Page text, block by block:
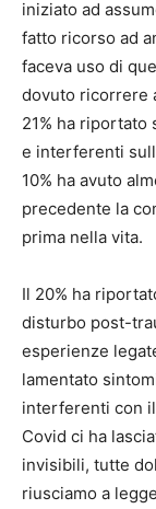
iniziato ad
fatto ricorso ad
faceva uso di
dovuto ricorrere
21% ha
e interferenti
10% ha avuto
precedente la
prima nella vita.
Il 20% ha
disturbo post-
esperienze
lamentato
interferenti con
Covid ci ha
invisibili, tutte
riusciamo a